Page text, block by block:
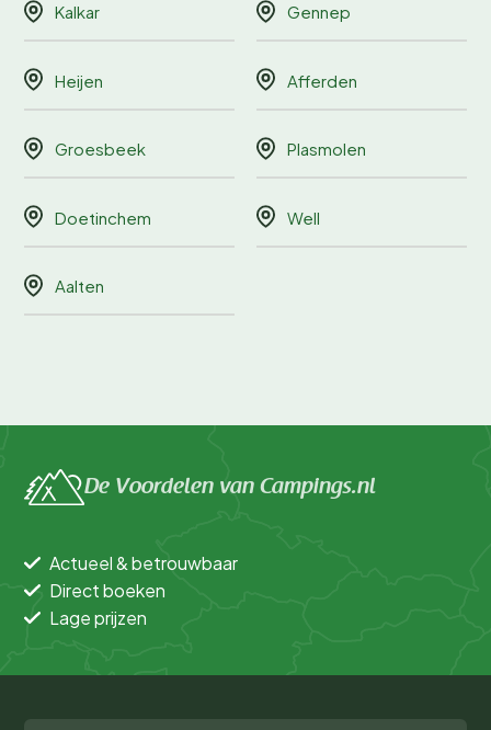
Kalkar Gennep
Heijen Afferden
Groesbeek Plasmolen
Doetinchem Well
Aalten
De Voordelen van Campings.nl
Actueel & betrouwbaar
Direct boeken
Lage prijzen